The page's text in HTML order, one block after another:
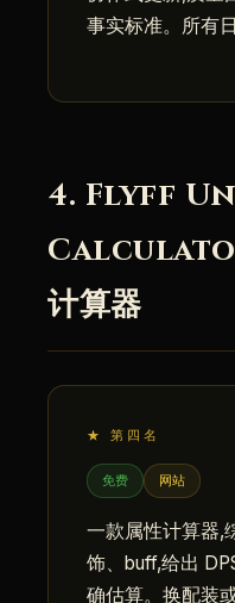
事实标准。所有
4. Flyff
Calculator
计算器
★ 第四名
免费 网站
一款属性计算器,
饰、buff,给出
确估算。换配装